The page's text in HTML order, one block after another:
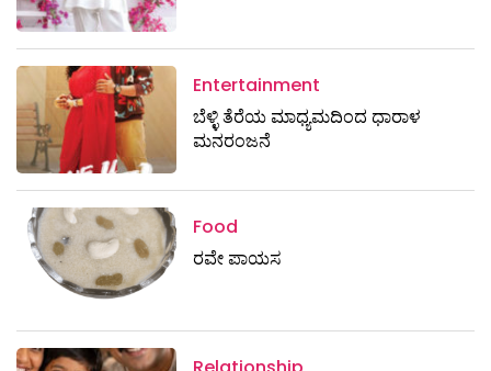
Entertainment
ಬೆಳ್ಳಿ ತೆರೆಯ ಮಾಧ್ಯಮದಿಂದ ಧಾರಾಳ
ಮನರಂಜನೆ
Food
ರವೇ ಪಾಯಸ